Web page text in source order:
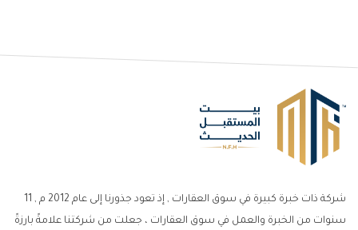
شركة ذات خبرة كبيرة في سوق العقارات , إذ تعود جذورنا إلى عام 2012 م , 11
سنوات من الخبرة والعمل في سوق العقارات ، جعلت من شركتنا علامةً بارزةً